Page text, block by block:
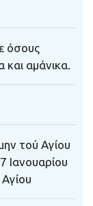
όσους
αμάνικα.
τού Αγίου
Ιανουαρίου